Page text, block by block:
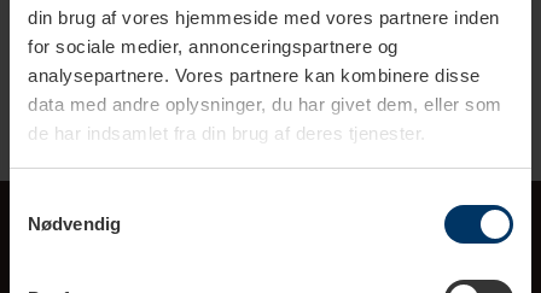
din brug af vores hjemmeside med vores partnere inden
for sociale medier, annonceringspartnere og
analysepartnere. Vores partnere kan kombinere disse
data med andre oplysninger, du har givet dem, eller som
de har indsamlet fra din brug af deres tjenester.
Nødvendig
idrætsudøvere vil et moderat indtag af koffein ikke påvirke
deres væskestatus. (kilde: sundhed.dk)